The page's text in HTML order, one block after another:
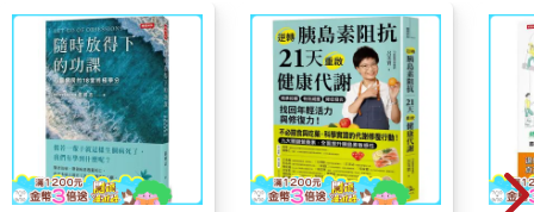
內供想要搖頭表示不痛，但是鼻子被弟子踩住，脖子沒辦法自由
轉動。他把眼睛往上吊，瞪著弟子龜裂的腳，用憤怒的語氣回
答：「我不痛！」
其實，由於鼻子正癢得受不了，被踩到不但不痛，反而還很舒
踩了一陣子之後，終於有小米般的油脂從鼻子表面冒出來；現在
鼻子的形狀看起來，就像是一隻拔了毛的烤小鳥。弟子看了便停
下雙腳，自言自語地說：「大夫說，這個要用鑷子夾出來。」